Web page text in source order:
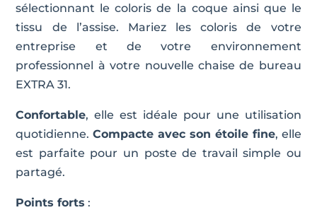
sélectionnant le coloris de la coque ainsi que le
tissu de l’assise. Mariez les coloris de votre
entreprise et de votre environnement
professionnel à votre nouvelle chaise de bureau
EXTRA 31.
Confortable, elle est idéale pour une utilisation
quotidienne.Compacte avec son étoile fine, elle
est parfaite pour un poste de travail simple ou
partagé.
Points forts :